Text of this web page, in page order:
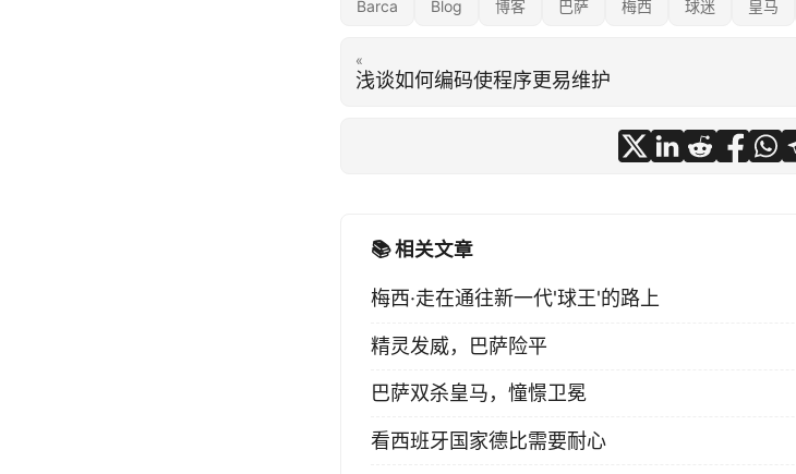
Barca Blog 博客 巴萨 梅西 球迷 皇马
«
浅谈如何编码使程序更易维护
📚 相关文章
梅西·走在通往新一代'球王'的路上
精灵发威，巴萨险平
巴萨双杀皇马，憧憬卫冕
看西班牙国家德比需要耐心